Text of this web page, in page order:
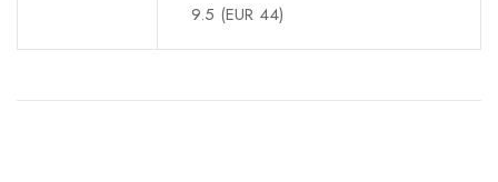
9.5 (EUR 44)